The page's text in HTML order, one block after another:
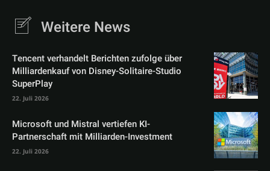
Weitere News
Tencent verhandelt Berichten zufolge über
Milliardenkauf von Disney-Solitaire-Studio
SuperPlay
22. Juli 2026
Microsoft und Mistral vertiefen KI-
Partnerschaft mit Milliarden-Investment
22. Juli 2026